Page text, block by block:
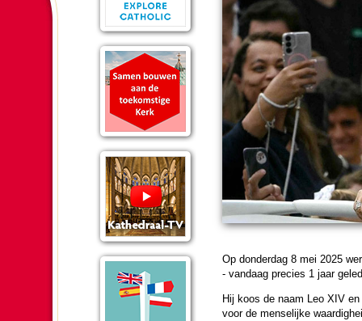
Op don­der­dag 8 mei 2025
- vandaag precies 1 jaar
Hij koos de naam Leo XIV
voor de men­se­lijke